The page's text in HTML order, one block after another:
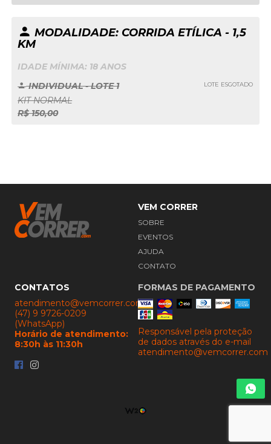
MODALIDADE: CORRIDA ETÍLICA - 1,5
KM
IDADE MÍNIMA: 18 ANOS
INDIVIDUAL - LOTE 1
LOTE ESGOTADO
KIT NORMAL
R$ 150,00
Navegação
Rodapé
VEM CORRER
SOBRE
EVENTOS
AJUDA
CONTATO
CONTATOS
atendimento@vemcorrer.com
(47) 9 9726-0209
(WhatsApp)
Horário de atendimento:
8:30h às 11:30h
FORMAS DE PAGAMENTO
Responsável pela proteção
de dados através do e-mail
atendimento@vemcorrer.com